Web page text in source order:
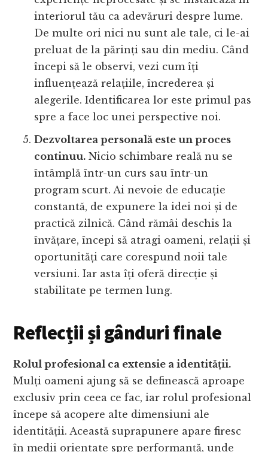
interiorul tău ca adevăruri despre lume.
De multe ori nici nu sunt ale tale, ci le-ai
preluat de la părinți sau din mediu. Când
începi să le observi, vezi cum îți
influențează relațiile, încrederea și
alegerile. Identificarea lor este primul pas
spre a face loc unei perspective noi.
Dezvoltarea personală este un proces
continuu. Nicio schimbare reală nu se
întâmplă într-un curs sau într-un
program scurt. Ai nevoie de educație
constantă, de expunere la idei noi și de
practică zilnică. Când rămâi deschis la
învățare, începi să atragi oameni, relații și
oportunități care corespund noii tale
versiuni. Iar asta îți oferă direcție și
stabilitate pe termen lung.
Reflecții și gânduri finale
Rolul profesional ca extensie a identității.
Mulți oameni ajung să se definească aproape
exclusiv prin ceea ce fac, iar rolul profesional
începe să acopere alte dimensiuni ale
identității. Această suprapunere apare firesc
în medii orientate spre performanță, unde